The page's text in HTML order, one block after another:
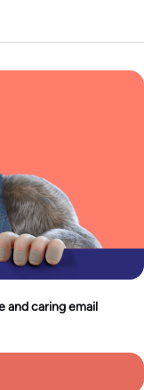
and caring email